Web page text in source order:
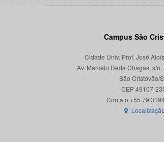
Campus São
Cidade Univ. Prof. José
Av. Marcelo Deda Chagas, s/
São Cristóvão/
CEP 49107-
Localização